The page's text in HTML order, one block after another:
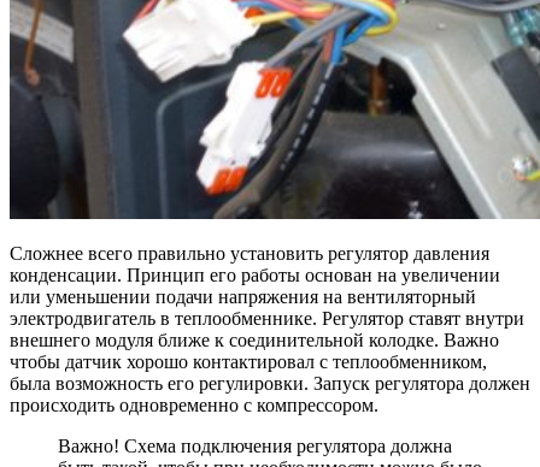
Сложнее всего правильно установить регулятор давления
конденсации. Принцип его работы основан на увеличении
или уменьшении подачи напряжения на вентиляторный
электродвигатель в теплообменнике. Регулятор ставят внутри
внешнего модуля ближе к соединительной колодке. Важно
чтобы датчик хорошо контактировал с теплообменником,
была возможность его регулировки. Запуск регулятора должен
происходить одновременно с компрессором.
Важно! Схема подключения регулятора должна